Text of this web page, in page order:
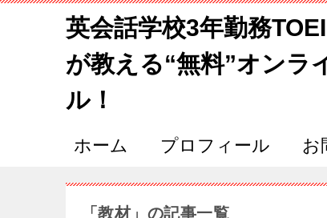
英会話学校3年勤務
が教える“無料”オンラ
ル！
ホーム プロフィール お
「教材」の記事一覧